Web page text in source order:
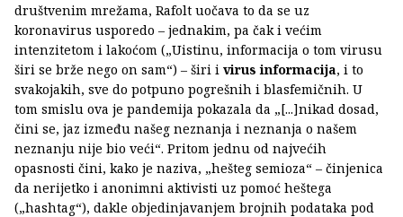
društvenim mrežama, Rafolt uočava to da se uz
koronavirus usporedo – jednakim, pa čak i većim
intenzitetom i lakoćom („Uistinu, informacija o tom virusu
širi se brže nego on sam“) – širi i virus informacija, i to
svakojakih, sve do potpuno pogrešnih i blasfemičnih. U
tom smislu ova je pandemija pokazala da „[...]nikad dosad,
čini se, jaz između našeg neznanja i neznanja o našem
neznanju nije bio veći“. Pritom jednu od najvećih
opasnosti čini, kako je naziva, „hešteg semioza“ – činjenica
da nerijetko i anonimni aktivisti uz pomoć heštega
(„hashtag“), dakle objedinjavanjem brojnih podataka pod